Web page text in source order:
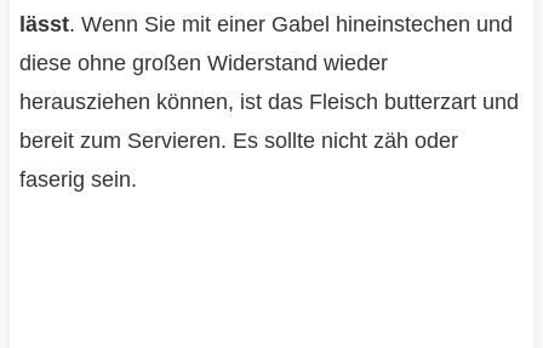
lässt. Wenn Sie mit einer Gabel hineinstechen und
diese ohne großen Widerstand wieder
herausziehen können, ist das Fleisch butterzart und
bereit zum Servieren. Es sollte nicht zäh oder
faserig sein.